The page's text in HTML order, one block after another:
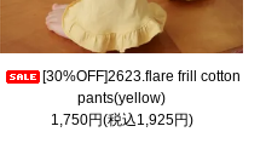
[30%OFF]2623.flare frill cotton
pants(yellow)
1,750円(税込1,925円)